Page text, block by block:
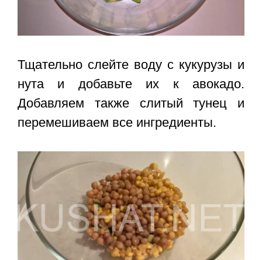
Тщательно слейте воду с кукурузы и
нута и добавьте их к авокадо.
Добавляем также слитый тунец и
перемешиваем все ингредиенты.